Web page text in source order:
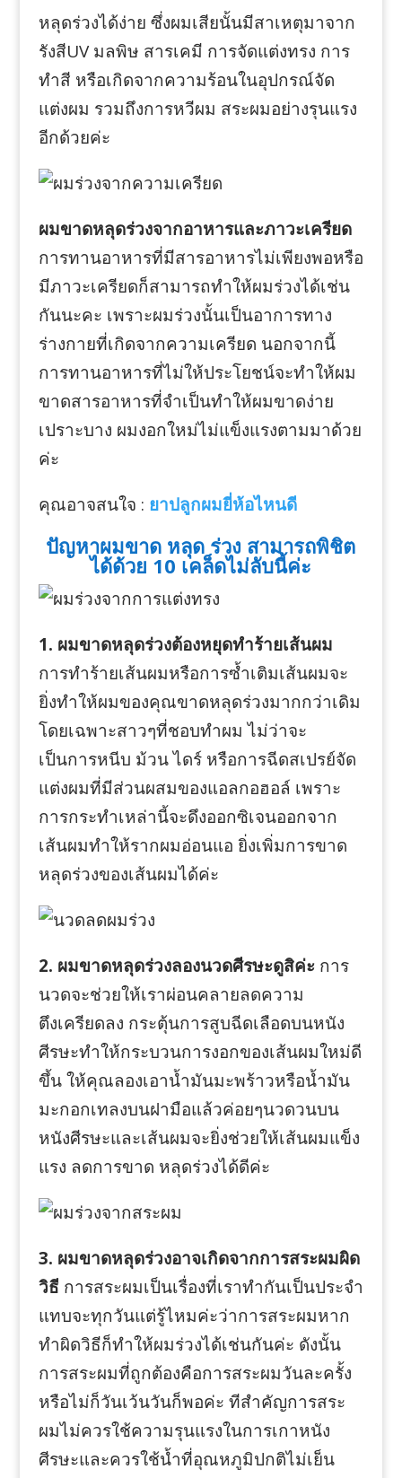
หลุดร่วงได้ง่าย ซึ่งผมเสียนั้นมีสาเหตุมาจาก
รังสีUV มลพิษ สารเคมี การจัดแต่งทรง การ
ทำสี หรือเกิดจากความร้อนในอุปกรณ์จัด
แต่งผม รวมถึงการหวีผม สระผมอย่างรุนแรง
อีกด้วยค่ะ
ผมขาดหลุดร่วงจากอาหารและภาวะเครียด
การทานอาหารที่มีสารอาหารไม่เพียงพอหรือ
มีภาวะเครียดก็สามารถทำให้ผมร่วงได้เช่น
กันนะคะ เพราะผมร่วงนั้นเป็นอาการทาง
ร่างกายที่เกิดจากความเครียด นอกจากนี้
การทานอาหารที่ไม่ให้ประโยชน์จะทำให้ผม
ขาดสารอาหารที่จำเป็นทำให้ผมขาดง่าย
เปราะบาง ผมงอกใหม่ไม่แข็งแรงตามมาด้วย
ค่ะ
คุณอาจสนใจ : ยาปลูกผมยี่ห้อไหนดี
ปัญหาผมขาด หลุด ร่วง สามารถพิชิต
ได้ด้วย 10 เคล็ดไม่ลับนี้ค่ะ
1. ผมขาดหลุดร่วงต้องหยุดทำร้ายเส้นผม
การทำร้ายเส้นผมหรือการซ้ำเติมเส้นผมจะ
ยิ่งทำให้ผมของคุณขาดหลุดร่วงมากกว่าเดิม
โดยเฉพาะสาวๆที่ชอบทำผม ไม่ว่าจะ
เป็นการหนีบ ม้วน ไดร์ หรือการฉีดสเปรย์จัด
แต่งผมที่มีส่วนผสมของแอลกอฮอล์ เพราะ
การกระทำเหล่านี้จะดึงออกซิเจนออกจาก
เส้นผมทำให้รากผมอ่อนแอ ยิ่งเพิ่มการขาด
หลุดร่วงของเส้นผมได้ค่ะ
2. ผมขาดหลุดร่วงลองนวดศีรษะดูสิค่ะ การ
นวดจะช่วยให้เราผ่อนคลายลดความ
ตึงเครียดลง กระตุ้นการสูบฉีดเลือดบนหนัง
ศีรษะทำให้กระบวนการงอกของเส้นผมใหม่ดี
ขึ้น ให้คุณลองเอาน้ำมันมะพร้าวหรือน้ำมัน
มะกอกเทลงบนฝามือแล้วค่อยๆนวดวนบน
หนังศีรษะและเส้นผมจะยิ่งช่วยให้เส้นผมแข็ง
แรง ลดการขาด หลุดร่วงได้ดีค่ะ
3. ผมขาดหลุดร่วงอาจเกิดจากการสระผมผิด
วิธี การสระผมเป็นเรื่องที่เราทำกันเป็นประจำ
แทบจะทุกวันแต่รู้ไหมค่ะว่าการสระผมหาก
ทำผิดวิธีก็ทำให้ผมร่วงได้เช่นกันค่ะ ดังนั้น
การสระผมที่ถูกต้องคือการสระผมวันละครั้ง
หรือไม่ก็วันเว้นวันก็พอค่ะ ทีสำคัญการสระ
ผมไม่ควรใช้ความรุนแรงในการเกาหนัง
ศีรษะและควรใช้น้ำที่อุณหภูมิปกติไม่เย็น